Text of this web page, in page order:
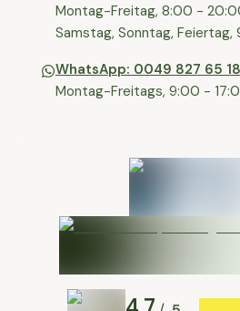
⁠Montag-Freitag, 8:00 -
⁠Samstag, Sonntag,
WhatsApp: 0049 827 65 18
Montag-Freitags, 9:00 -